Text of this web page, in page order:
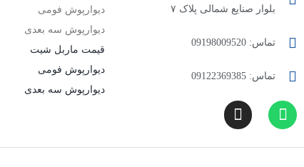
بلوار صنایع شمالی پلاک ۷
تماس: 09198009520
تماس: 09122369385
دیوارپوش فومی
دیوارپوش سه بعدی
قیمت ماربل شیت
دیوارپوش فومی
دیوارپوش سه بعدی